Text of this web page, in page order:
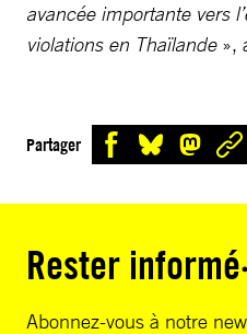
avancée importante vers
violations en Thaïlande»,
Partager
Rester
Abonnez-vous à notre